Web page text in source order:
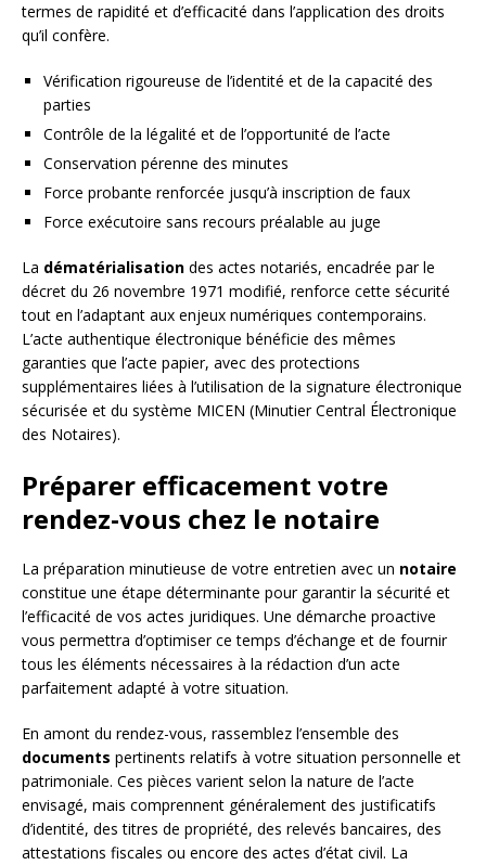
termes de rapidité et d’efficacité dans l’application des droits
qu’il confère.
Vérification rigoureuse de l’identité et de la capacité des
parties
Contrôle de la légalité et de l’opportunité de l’acte
Conservation pérenne des minutes
Force probante renforcée jusqu’à inscription de faux
Force exécutoire sans recours préalable au juge
La dématérialisation des actes notariés, encadrée par le
décret du 26 novembre 1971 modifié, renforce cette sécurité
tout en l’adaptant aux enjeux numériques contemporains.
L’acte authentique électronique bénéficie des mêmes
garanties que l’acte papier, avec des protections
supplémentaires liées à l’utilisation de la signature électronique
sécurisée et du système MICEN (Minutier Central Électronique
des Notaires).
Préparer efficacement votre
rendez-vous chez le notaire
La préparation minutieuse de votre entretien avec un notaire
constitue une étape déterminante pour garantir la sécurité et
l’efficacité de vos actes juridiques. Une démarche proactive
vous permettra d’optimiser ce temps d’échange et de fournir
tous les éléments nécessaires à la rédaction d’un acte
parfaitement adapté à votre situation.
En amont du rendez-vous, rassemblez l’ensemble des
documents pertinents relatifs à votre situation personnelle et
patrimoniale. Ces pièces varient selon la nature de l’acte
envisagé, mais comprennent généralement des justificatifs
d’identité, des titres de propriété, des relevés bancaires, des
attestations fiscales ou encore des actes d’état civil. La